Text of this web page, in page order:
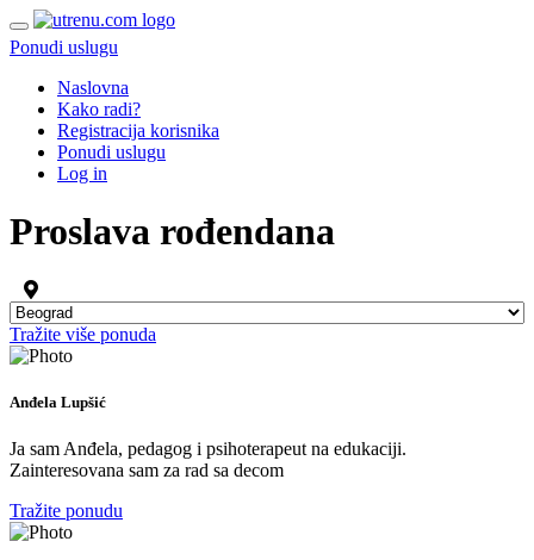
Ponudi uslugu
Naslovna
Kako radi?
Registracija korisnika
Ponudi uslugu
Log in
Proslava rođendana
Tražite više ponuda
Anđela Lupšić
Ja sam Anđela, pedagog i psihoterapeut na edukaciji.
Zainteresovana sam za rad sa decom
Tražite ponudu